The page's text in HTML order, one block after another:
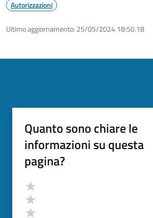
Autorizzazioni
Ultimo aggiornamento: 25/05/2024 18:50.18
Quanto sono chiare le
informazioni su questa
pagina?
Valutazione